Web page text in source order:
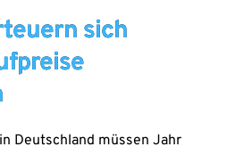
sich
Deutschland müssen Jahr